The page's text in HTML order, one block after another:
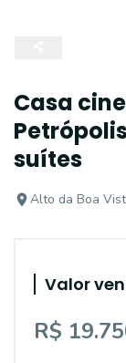
Casa
suítes
Alto da Boa
Valor
R$